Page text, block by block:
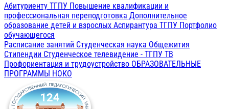
Абитуриенту ТГПУ Повышение квалификации и
профессиональная переподготовка Дополнительное
образование детей и взрослых Аспирантура ТГПУ Портфолио
обучающегося
Расписание занятий Студенческая наука Общежития
Стипендии Студенческое телевидение - ТГПУ ТВ
Профориентация и трудоустройство ОБРАЗОВАТЕЛЬНЫЕ
ПРОГРАММЫ НОКО